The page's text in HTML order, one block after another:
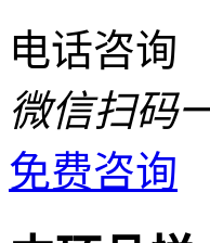
电话咨询
微信扫码
免费咨询